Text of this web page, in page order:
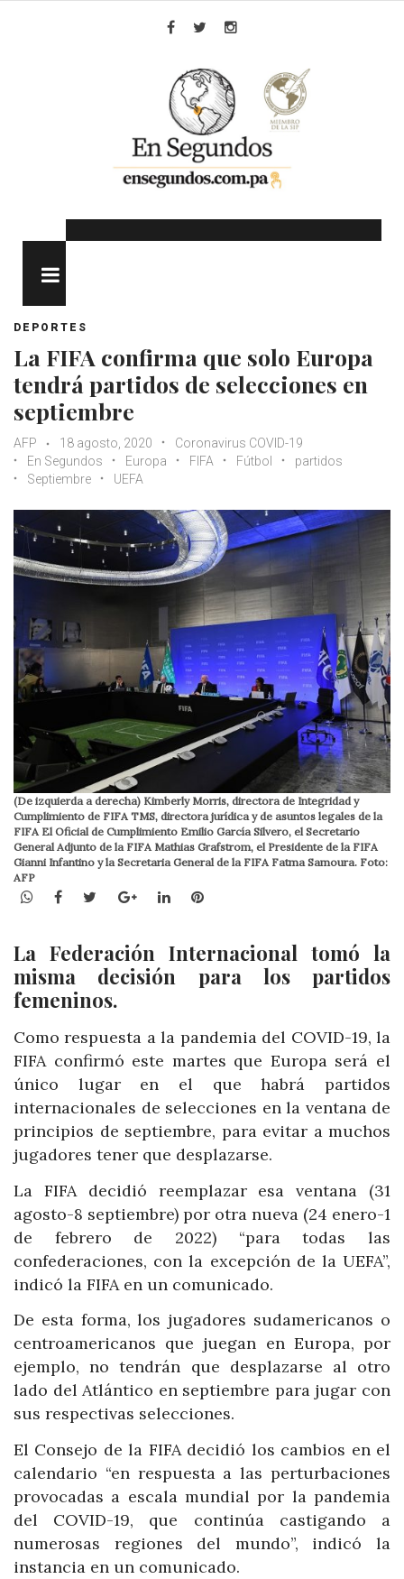
DEPORTES
La FIFA confirma que solo Europa
tendrá partidos de selecciones en
septiembre
AFP 18 agosto, 2020
Coronavirus COVID-19
En Segundos
Europa FIFA Fútbol
partidos
Septiembre
UEFA
(De izquierda a derecha) Kimberly Morris, directora de Integridad y
Cumplimiento de FIFA TMS, directora jurídica y de asuntos legales de la
FIFA El Oficial de Cumplimiento Emilio García Silvero, el Secretario
General Adjunto de la FIFA Mathias Grafstrom, el Presidente de la FIFA
Gianni Infantino y la Secretaria General de la FIFA Fatma Samoura. Foto:
AFP
WhatsApp
Facebook
TwitterGoogle+LinkedInPinterest
La Federación Internacional tomó la
misma decisión para los partidos
femeninos.
Como respuesta a la pandemia del COVID-19, la
FIFA confirmó este martes que Europa será el
único lugar en el que habrá partidos
internacionales de selecciones en la ventana de
principios de septiembre, para evitar a muchos
jugadores tener que desplazarse.
La FIFA decidió reemplazar esa ventana (31
agosto-8 septiembre) por otra nueva (24 enero-1
de febrero de 2022) “para todas las
confederaciones, con la excepción de la UEFA”,
indicó la FIFA en un comunicado.
De esta forma, los jugadores sudamericanos o
centroamericanos que juegan en Europa, por
ejemplo, no tendrán que desplazarse al otro
lado del Atlántico en septiembre para jugar con
sus respectivas selecciones.
El Consejo de la FIFA decidió los cambios en el
calendario “en respuesta a las perturbaciones
provocadas a escala mundial por la pandemia
del COVID-19, que continúa castigando a
numerosas regiones del mundo”, indicó la
instancia en un comunicado.